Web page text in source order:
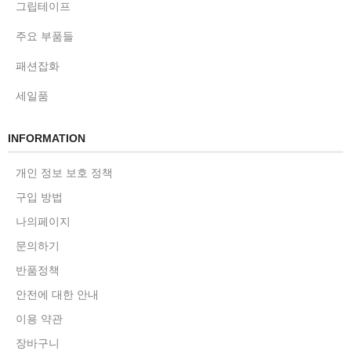
그립테이프
주요 부품들
패션잡화
세일품
INFORMATION
개인 정보 보호 정책
구입 방법
나의페이지
문의하기
반품정책
안전에 대한 안내
이용 약관
장바구니